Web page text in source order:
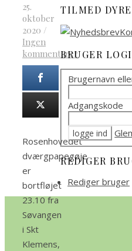
25.
oktober
2020 /
Ingen
kommentarer
Rosenhovedet
dværgpapegøje
er
bortfløjet
23.10 fra
Søvangen
i Skt
Klemens,
TILMED
BRUGER
Brugernavn
Adgangskode
REDIGER
Rediger bruger